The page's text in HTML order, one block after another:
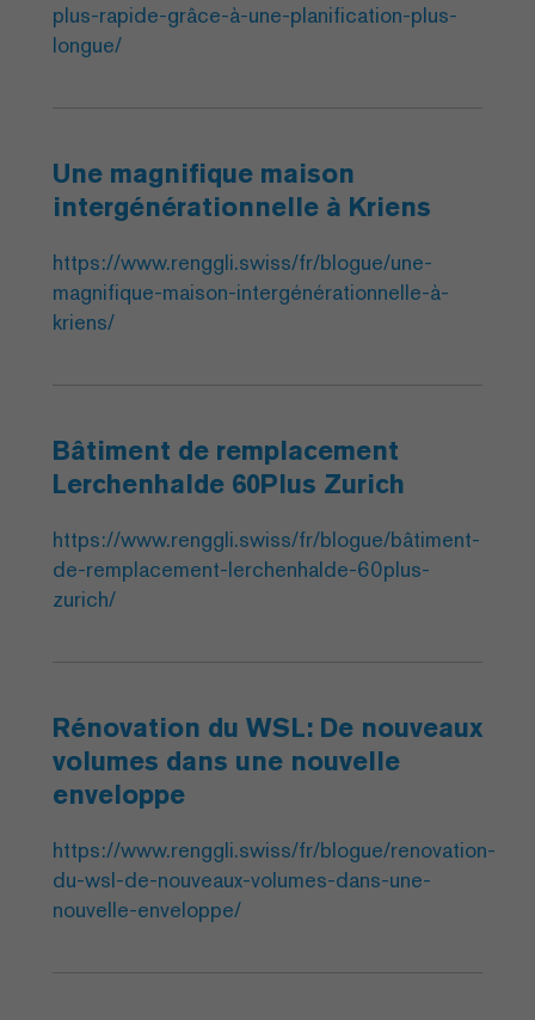
plus-rapide-grâce-à-une-planification-plus-
longue/
Une magnifique maison
intergénérationnelle à Kriens
https://www.renggli.swiss/fr/blogue/une-
magnifique-maison-intergénérationnelle-à-
kriens/
Bâtiment de remplacement
Lerchenhalde 60Plus Zurich
https://www.renggli.swiss/fr/blogue/bâtiment-
de-remplacement-lerchenhalde-60plus-
zurich/
Rénovation du WSL: De nouveaux
volumes dans une nouvelle
enveloppe
https://www.renggli.swiss/fr/blogue/renovation-
du-wsl-de-nouveaux-volumes-dans-une-
nouvelle-enveloppe/